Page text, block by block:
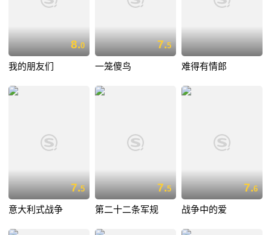
8.0
我的朋友们
7.5
一笼傻鸟 难得有情郎
7.5
意大利式战争
7.5
第二十二条军规
7.6
战争中的爱